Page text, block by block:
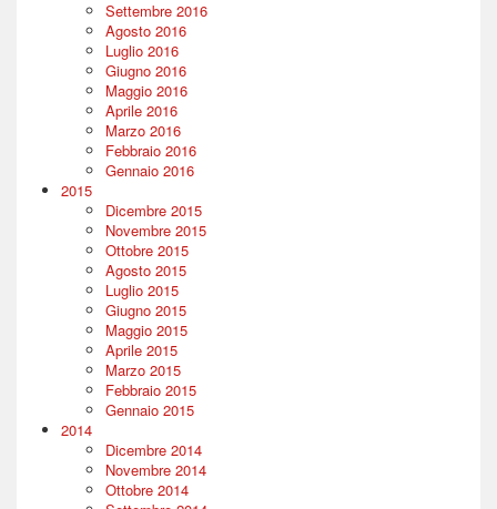
Settembre 2016
Agosto 2016
Luglio 2016
Giugno 2016
Maggio 2016
Aprile 2016
Marzo 2016
Febbraio 2016
Gennaio 2016
2015
Dicembre 2015
Novembre 2015
Ottobre 2015
Agosto 2015
Luglio 2015
Giugno 2015
Maggio 2015
Aprile 2015
Marzo 2015
Febbraio 2015
Gennaio 2015
2014
Dicembre 2014
Novembre 2014
Ottobre 2014